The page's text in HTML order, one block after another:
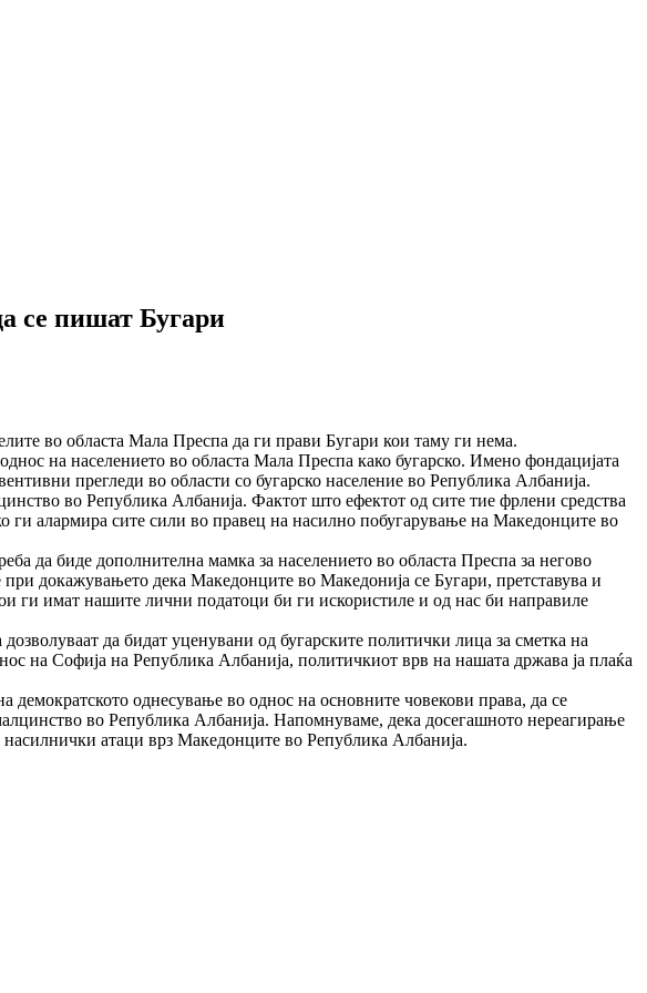
се пишат Бугари
во областа Мала Преспа да ги прави Бугари кои таму ги нема.
на населението во областа Мала Преспа како бугарско. Имено фондацијата
прегледи во области со бугарско население во Република Албанија.
во Република Албанија. Фактот што ефектот од сите тие фрлени средства
ги алармира сите сили во правец на насилно побугарување на Македонците во
да биде дополнителна мамка за населението во областа Преспа за негово
докажувањето дека Македонците во Македонија се Бугари, претставува и
ги имат нашите лични податоци би ги искористиле и од нас би направиле
да бидат уценувани од бугарските политички лица за сметка на
на Софија на Република Албанија, политичкиот врв на нашата држава ја плаќа
однесување во однос на основните човекови права, да се
во Република Албанија. Напомнуваме, дека досегашното нереагирање
атаци врз Македонците во Република Албанија.